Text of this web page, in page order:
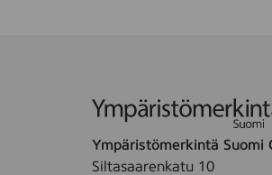
Ympäristömerkintä Suomi
Siltasaarenkatu 10